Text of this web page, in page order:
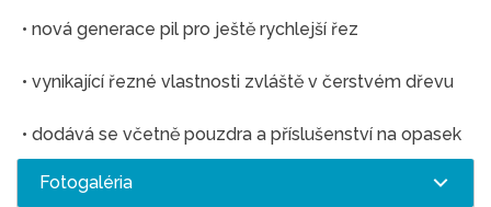
• nová generace pil pro ještě rychlejší řez
• vynikající řezné vlastnosti zvláště v čerstvém dřevu
• dodává se včetně pouzdra a příslušenství na opasek
Fotogaléria